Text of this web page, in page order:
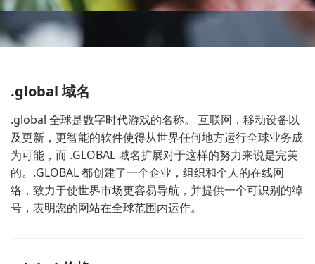
.global 域名
.global 全球是数字时代游戏的名称。 互联网，移动设备以
及更新，更智能的软件使得从世界任何地方运行全球业务成
为可能，而 .GLOBAL 域名扩展对于这样的努力来说是完美
的。.GLOBAL 都创建了一个企业，组织和个人的在线网
络，致力于使世界市场更容易导航，并提供一个可识别的绰
号，表明您的网站在全球范围内运作。